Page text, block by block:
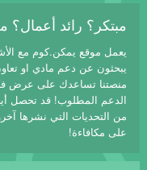
مبتكر؟ رائد
يعمل موقع يمكن.كوم مع
يبحثون عن دعم مادي او
منصتنا تساعدك على عرض
الدعم المطلوب! قد تحصل
من التحديات التي نشرها
على مكافاءة!